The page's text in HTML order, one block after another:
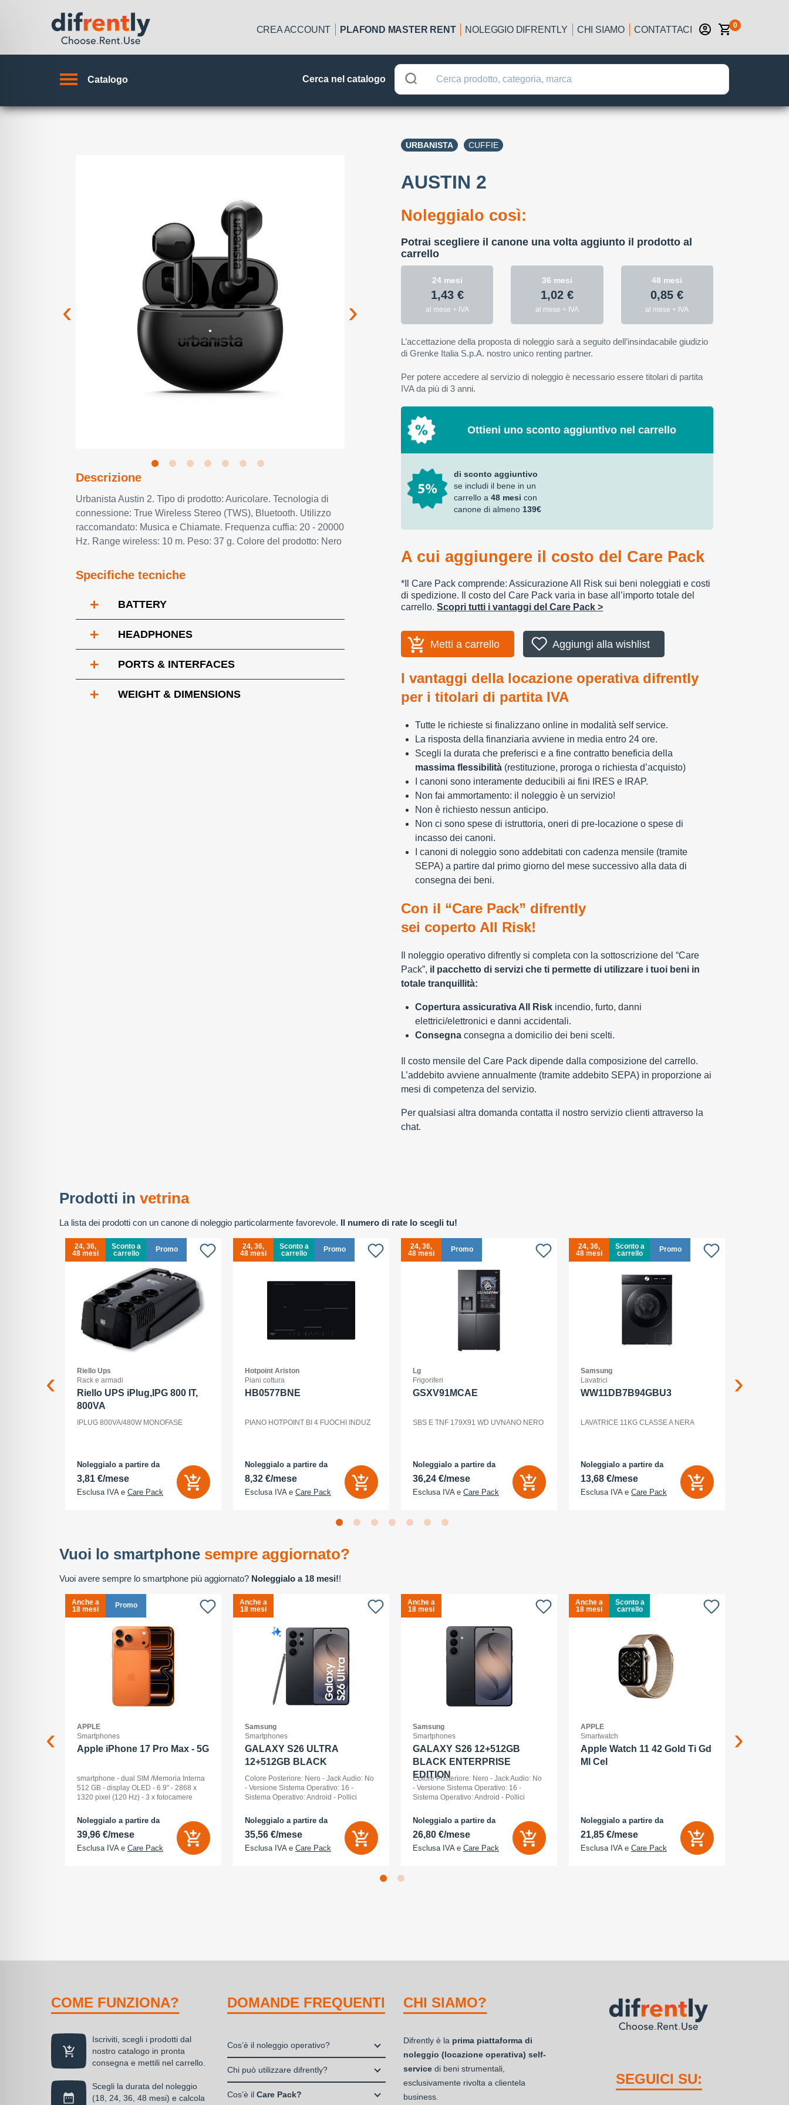
CREA ACCOUNT PLAFOND MASTER RENT NOLEGGIO DIFRENTLY CHI SIAMO CONTATTACI 0
Catalogo Cerca nel catalogo
Descrizione
Urbanista Austin 2. Tipo di prodotto: Auricolare. Tecnologia di
connessione: True Wireless Stereo (TWS), Bluetooth. Utilizzo
raccomandato: Musica e Chiamate. Frequenza cuffia: 20 - 20000
Hz. Range wireless: 10 m. Peso: 37 g. Colore del prodotto: Nero
Specifiche tecniche
+ BATTERY
+ HEADPHONES
+ PORTS & INTERFACES
+ WEIGHT & DIMENSIONS
URBANISTA CUFFIE
AUSTIN 2
Noleggialo così:
Potrai scegliere il canone una volta aggiunto il prodotto al
carrello
24 mesi
1,43 €
al mese + IVA
36 mesi
1,02 €
al mese + IVA
48 mesi
0,85 €
al mese + IVA
L’accettazione della proposta di noleggio sarà a seguito dell’insindacabile giudizio
di Grenke Italia S.p.A. nostro unico renting partner.
Per potere accedere al servizio di noleggio è necessario essere titolari di partita
IVA da più di 3 anni.
Ottieni uno sconto aggiuntivo nel carrello
di sconto aggiuntivo
se includi il bene in un
carrello a 48 mesi con
canone di almeno 139€
A cui aggiungere il costo del Care Pack
*Il Care Pack comprende: Assicurazione All Risk sui beni noleggiati e costi
di spedizione. Il costo del Care Pack varia in base all’importo totale del
carrello. Scopri tutti i vantaggi del Care Pack >
Metti a carrello Aggiungi alla wishlist
I vantaggi della locazione operativa difrently
per i titolari di partita IVA
Tutte le richieste si finalizzano online in modalità self service.
La risposta della finanziaria avviene in media entro 24 ore.
Scegli la durata che preferisci e a fine contratto beneficia della
massima flessibilità(restituzione, proroga o richiesta d’acquisto)
I canoni sono interamente deducibili ai fini IRES e IRAP.
Non fai ammortamento: il noleggio è un servizio!
Non è richiesto nessun anticipo.
Non ci sono spese di istruttoria, oneri di pre-locazione o spese di
incasso dei canoni.
I canoni di noleggio sono addebitati con cadenza mensile (tramite
SEPA) a partire dal primo giorno del mese successivo alla data di
consegna dei beni.
Con il “Care Pack” difrently
sei coperto All Risk!
Il noleggio operativo difrently si completa con la sottoscrizione del “Care
Pack”, il pacchetto di servizi che ti permette di utilizzare i tuoi beni in
totale tranquillità:
Copertura assicurativa All Riskincendio, furto, danni
elettrici/elettronici e danni accidentali.
Consegnaconsegna a domicilio dei beni scelti.
Il costo mensile del Care Pack dipende dalla composizione del carrello.
L’addebito avviene annualmente (tramite addebito SEPA) in proporzione ai
mesi di competenza del servizio.
Per qualsiasi altra domanda contatta il nostro servizio clienti attraverso la
chat.
Prodotti in vetrina
La lista dei prodotti con un canone di noleggio particolarmente favorevole. Il numero di rate lo scegli tu!
24, 36,
48 mesi
Sconto a
carrello
Promo
Riello Ups
Rack e armadi
Riello UPS iPlug,IPG 800 IT,
800VA
IPLUG 800VA/480W MONOFASE
Noleggialo a partire da
3,81 €/mese
Esclusa IVA e Care Pack
24, 36,
48 mesi
Sconto a
carrello
Promo
Hotpoint Ariston
Piani cottura
HB0577BNE
PIANO HOTPOINT BI 4 FUOCHI INDUZ
Noleggialo a partire da
8,32 €/mese
Esclusa IVA e Care Pack
24, 36,
48 mesi
Promo
Lg
Frigoriferi
GSXV91MCAE
SBS E TNF 179X91 WD UVNANO NERO
Noleggialo a partire da
36,24 €/mese
Esclusa IVA e Care Pack
24, 36,
48 mesi
Sconto a
carrello
Promo
Samsung
Lavatrici
WW11DB7B94GBU3
LAVATRICE 11KG CLASSE A NERA
Noleggialo a partire da
13,68 €/mese
Esclusa IVA e Care Pack
Vuoi lo smartphone sempre aggiornato?
Vuoi avere sempre lo smartphone più aggiornato? Noleggialo a 18 mesi!!
Anche a
18 mesi
Promo
APPLE
Smartphones
Apple iPhone 17 Pro Max - 5G
smartphone - dual SIM /Memoria Interna
512 GB - display OLED - 6.9" - 2868 x
1320 pixel (120 Hz) - 3 x fotocamere
camera 18 Megapixel - arancione
cosmico
Noleggialo a partire da
39,96 €/mese
Esclusa IVA e Care Pack
Anche a
18 mesi
Samsung
Smartphones
GALAXY S26 ULTRA
12+512GB BLACK
Colore Posteriore: Nero - Jack Audio: No
- Versione Sistema Operativo: 16 -
Sistema Operativo: Android - Pollici
AMOLED 2x - Memoria Interna (ROM):
512 GB - Espandibile fino a: 0 GB - Dual
Noleggialo a partire da
35,56 €/mese
Esclusa IVA e Care Pack
Anche a
18 mesi
Samsung
Smartphones
GALAXY S26 12+512GB
BLACK ENTERPRISE
EDITION
Colore Posteriore: Nero - Jack Audio: No
- Versione Sistema Operativo: 16 -
Sistema Operativo: Android - Pollici
- Memoria Interna (ROM): 512 GB -
Espandibile fino a: 0 GB - Dual Sim: Sì
Noleggialo a partire da
26,80 €/mese
Esclusa IVA e Care Pack
Anche a
18 mesi
Sconto a
carrello
APPLE
Smartwatch
Apple Watch 11 42 Gold Ti Gd
Ml Cel
Noleggialo a partire da
21,85 €/mese
Esclusa IVA e Care Pack
COME FUNZIONA?
Iscriviti, scegli i prodotti dal
nostro catalogo in pronta
consegna e mettili nel carrello.
Scegli la durata del noleggio
(18, 24, 36, 48 mesi) e calcola
DOMANDE FREQUENTI
Cos’è il noleggio operativo?
Il noleggio, o locazione operativa, è una
disponibilità di un bene strumentale utile
Chi può utilizzare difrently?
Liberi Professionisti e Studi Associati
Cos’è il Care Pack?
CHI SIAMO?
Difrently è la prima piattaforma di
noleggio (locazione operativa) self-
service di beni strumentali,
esclusivamente rivolta a clientela
business.
SEGUICI SU: